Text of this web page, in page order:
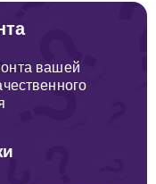
вашей